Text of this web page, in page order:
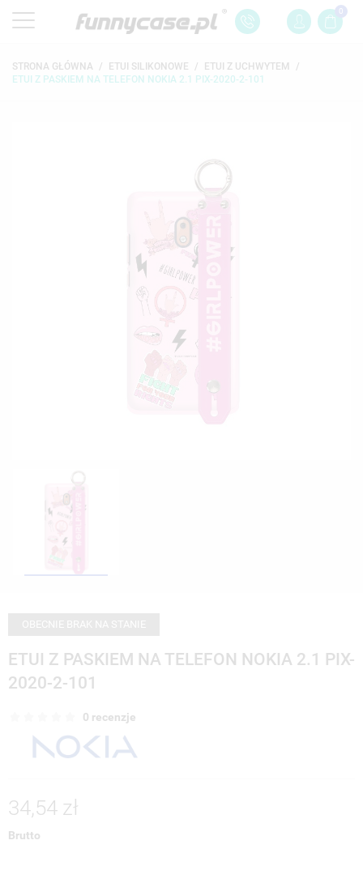
0
STRONA GŁÓWNA ETUI SILIKONOWE
ETUI Z UCHWYTEM
ETUI Z PASKIEM NA TELEFON NOKIA 2.1 PIX-2020-2-101
ETUI Z PASKIEM NA TELEFON NOKIA 2.1 PIX-
2020-2-101
0 recenzje
34,54 zł
Brutto